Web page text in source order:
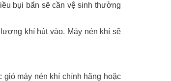
bụi bẩn sẽ cần vệ sinh thường
khí hút vào. Máy nén khí sẽ
máy nén khí chính hãng hoặc